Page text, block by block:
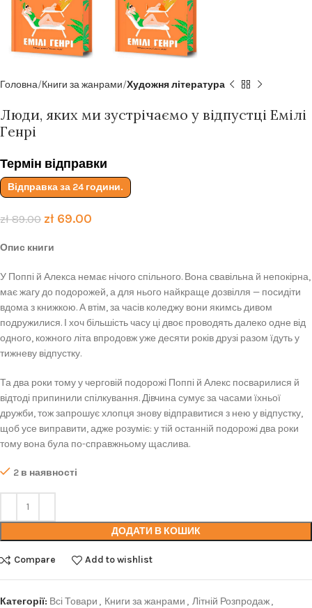
Головна Книги за жанрами Художня література
Люди, яких ми зустрічаємо у відпустці Емілі
Генрі
Термін відправки
Відправка за 24 години.
zł89.00 zł69.00
Опис книги
У Поппі й Алекса немає нічого спільного. Вона свавільна й непокірна,
має жагу до подорожей, а для нього найкраще дозвілля — посидіти
вдома з книжкою. А втім, за часів коледжу вони якимсь дивом
подружилися. І хоч більшість часу ці двоє проводять далеко одне від
одного, кожного літа впродовж уже десяти років друзі разом їдуть у
тижневу відпустку.
Та два роки тому у черговій подорожі Поппі й Алекс посварилися й
відтоді припинили спілкування. Дівчина сумує за часами їхньої
дружби, тож запрошує хлопця знову відправитися з нею у відпустку,
щоб усе виправити, адже розуміє: у тій останній подорожі два роки
тому вона була по-справжньому щаслива.
2 в наявності
ДОДАТИ В КОШИК
Compare Add to wishlist
Категорії: Всі Товари , Книги за жанрами , Літній Розпродаж,